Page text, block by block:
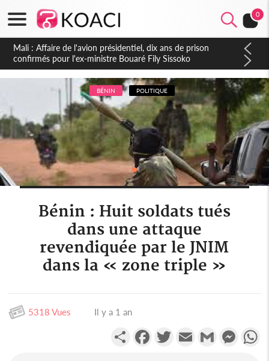
0
Nigeria : Le Togo et le Cameroun principaux acheteurs des
produits de la raffinerie Dangote en juillet
BÉNIN POLITIQUE
Bénin : Huit soldats tués
dans une attaque
revendiquée par le JNIM
dans la « zone triple »
5318 Vues Il y a 1 an
PartagerFacebookTwitterEmail Gmail